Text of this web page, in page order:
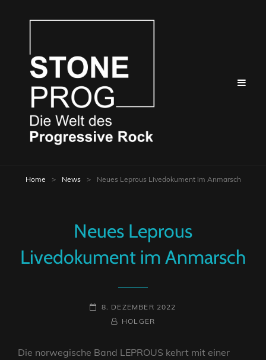
Home > News > Neues Leprous Livedokument im Anmarsch
Neues Leprous
Livedokument im Anmarsch
POSTED-
8. DEZEMBER 2022
BY
BYLINEHOLGER
Die norwegische Band LEPROUS kehrt mit einer